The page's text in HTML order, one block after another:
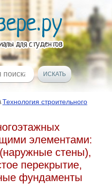
\Технология строительного
элементами:
стены),
перекрытие,
фундаменты